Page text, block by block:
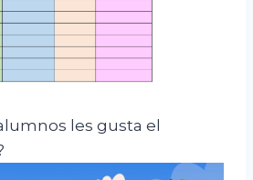
les gusta el